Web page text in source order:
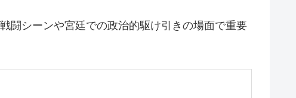
闘シーンや宮廷での政治的駆け引きの場面で重要